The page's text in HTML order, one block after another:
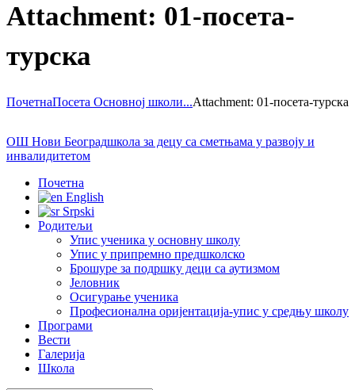
Attachment: 01-посета-
турска
ПочетнаПосета Основној школи...Attachment: 01-посета-турска
ОШ Нови Београдшкола за децу са сметњама у развоју и
инвалидитетом
Почетна
English
Srpski
Родитељи
Упис ученика у основну школу
Упис у припремно предшколско
Брошуре за подршку деци са аутизмом
Јеловник
Осигурање ученика
Професионална оријентација-упис у средњу школу
Програми
Вести
Галерија
Школа